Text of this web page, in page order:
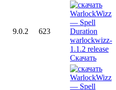
9.0.2 623
Скачать